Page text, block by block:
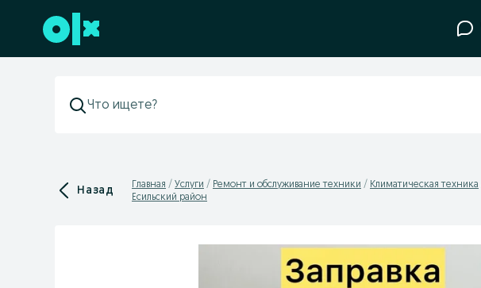
Перейти к нижнему колонтитулу
Назад Главная Услуги Ремонт и обслуживание техники Климатическая техника
Есильский район